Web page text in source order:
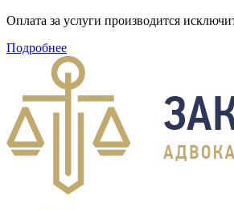
Оплата за услуги производится
Подробнее